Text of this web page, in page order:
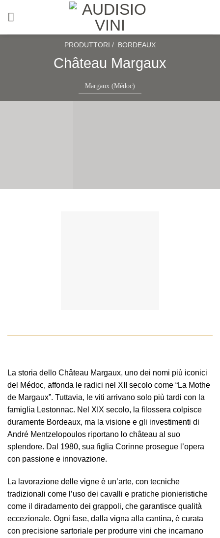
PRODUTTORI / BORDEAUX
Château Margaux
Margaux (Médoc)
La storia dello Château Margaux, uno dei nomi più iconici
del Médoc, affonda le radici nel XII secolo come “La Mothe
de Margaux”. Tuttavia, le viti arrivano solo più tardi con la
famiglia Lestonnac. Nel XIX secolo, la filossera colpisce
duramente Bordeaux, ma la visione e gli investimenti di
André Mentzelopoulos riportano lo château al suo
splendore. Dal 1980, sua figlia Corinne prosegue l’opera
con passione e innovazione.
La lavorazione delle vigne è un’arte, con tecniche
tradizionali come l’uso dei cavalli e pratiche pionieristiche
come il diradamento dei grappoli, che garantisce qualità
eccezionale. Ogni fase, dalla vigna alla cantina, è curata
con precisione sartoriale per produrre vini che incarnano